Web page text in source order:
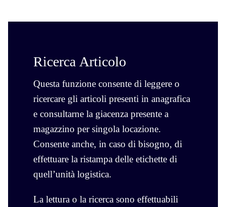
Ricerca
Questa funzione consente di leggere o
ricercare gli articoli presenti in anagrafica
e consultarne la giacenza presente a
magazzino per singola locazione.
Consente anche, in caso di bisogno, di
effettuare la ristampa delle etichette di
quell’unità logistica.
La lettura o la ricerca sono effettuabili